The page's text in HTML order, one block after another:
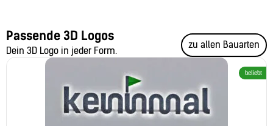
Passende 3D Logos
Dein 3D Logo in jeder Form.
zu allen Bauarten
beliebt